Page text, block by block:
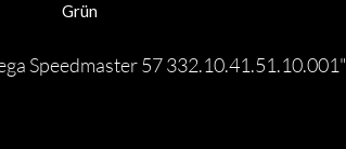
Grün
Speedmaster 57 332.10.41.51.10.001"